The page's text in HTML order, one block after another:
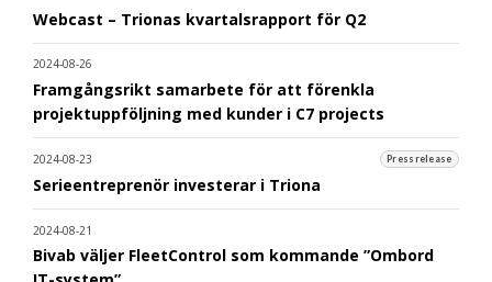
Webcast – Trionas kvartalsrapport för Q2
2024-08-26
Framgångsrikt samarbete för att förenkla
projektuppföljning med kunder i C7 projects
2024-08-23 Pressrelease
Serieentreprenör investerar i Triona
2024-08-21
Bivab väljer FleetControl som kommande ”Ombord